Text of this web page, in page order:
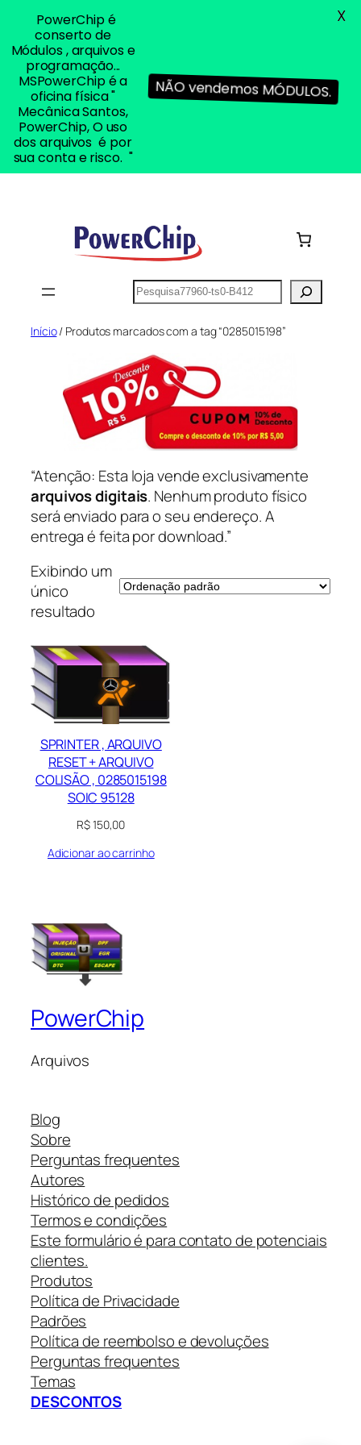
Pesquisar
Início/ Produtos marcados com a tag “0285015198”
“Atenção: Esta loja vende exclusivamente
arquivos digitais. Nenhum produto físico
será enviado para o seu endereço. A
entrega é feita por download.”
Exibindo um
único
resultado
SPRINTER , ARQUIVO
RESET + ARQUIVO
COLISÃO , 0285015198
SOIC 95128
R$150,00
Adicionar ao carrinho
PowerChip
Arquivos
Blog
Sobre
Perguntas frequentes
Autores
Histórico de pedidos
Termos e condições
Este formulário é para contato de potenciais
clientes.
Produtos
Política de Privacidade
Padrões
Política de reembolso e devoluções
Perguntas frequentes
Temas
DESCONTOS
PowerChip é
conserto de
Módulos , arquivos e
programação...
MSPowerChip é a
oficina física "
Mecânica Santos,
PowerChip, O uso
dos arquivos é por
sua conta e risco. "
NÃO vendemos MÓDULOS.
X